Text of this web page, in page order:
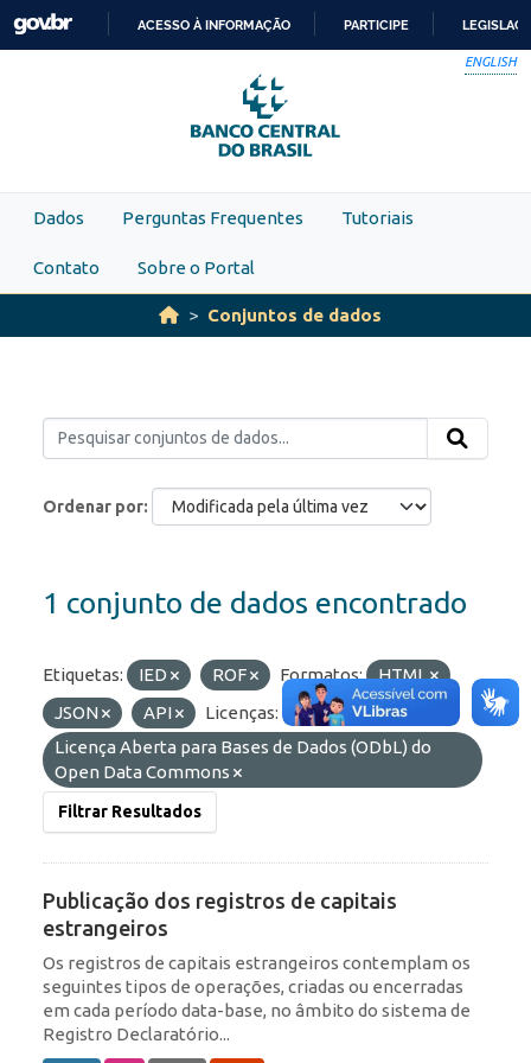
Skip to main content
PARA
O
CONTEÚDO
ACESSO À INFORMAÇÃO PARTICIPE
ENGLISH
Dados Perguntas Frequentes Tutoriais
Contato Sobre o Portal
Conjuntos de dados
Ordenar por
1 conjunto de dados encontrado
Etiquetas: IED ROF Formatos:
HTML
JSON
API
Licenças:
Licença Aberta para Bases de Dados (ODbL) do
Open Data Commons
Filtrar Resultados
Publicação dos registros de capitais
estrangeiros
Os registros de capitais estrangeiros contemplam os
seguintes tipos de operações, criadas ou encerradas
em cada período data-base, no âmbito do sistema de
Registro Declaratório...